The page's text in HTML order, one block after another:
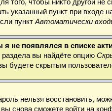
того, чтобы никто другой
указанный пункт при входе
пункт Автоматически
я не появлялся в списке
раздела вы найдёте опцию
будете скрытым
нельзя восстановить,
вы снова сможете войти на